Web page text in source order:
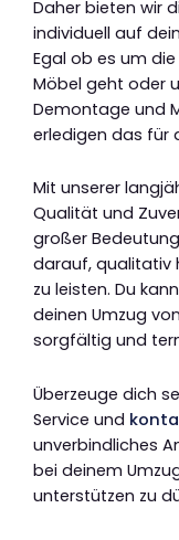
Daher bieten wir
individuell auf
Egal ob es um
Möbel geht oder
Demontage und
erledigen das für
Mit unserer
Qualität und
großer
darauf, qualitativ
zu leisten. Du
deinen Umzug
sorgfältig und
Überzeuge dich
Service und
unverbindliches
bei deinem
unterstützen zu